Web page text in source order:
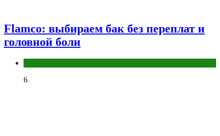
Flamco: выбираем бак без переплат и
головной боли
6